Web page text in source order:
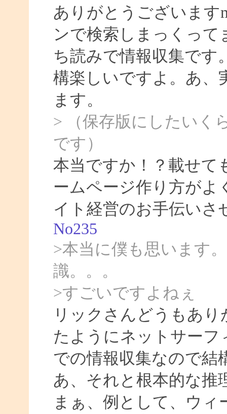
ありがとうございます
ンで検索しまっくって
ち読みで情報収集です
構楽しいですよ。あ、
ます。
> （保存版にしたい
です）
本当ですか！？載せて
ームページ作り方がよ
イト経営のお手伝い
No235
>本当に僕も思います
識。。。
>すごいですよね
リックさんどうもあ
たようにネットサーフ
での情報収集なので結
あ、それと根本的な推
まぁ、例として、ウ